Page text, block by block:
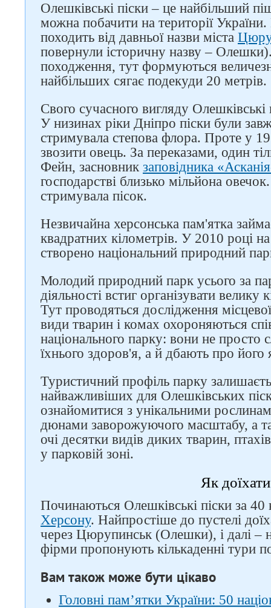
Олешківські піски – це найбільший
можна побачити на території
походить від давньої назви міста
повернули історичну назву –
походження, тут формуються
найбільших сягає подекуди 20 метрів.
Свого сучасного вигляду
У низинах ріки Дніпро піски були
стримувала степова флора. Проте у 19
звозити овець. За переказами, один
Фейн, засновник заповідника
господарстві близько мільйона
стримувала пісок.
Незвичайна херсонська пам'ятка
квадратних кілометрів. У 2010 році на
створено національний природний
Молодий природний парк усього за
діяльності встиг організувати велику
Тут проводяться дослідження
види тварин і комах охороняються
національного парку: вони не просто
їхнього здоров'я, а й дбають про його
Туристичний профіль парку
найважливіших для Олешківських
ознайомитися з унікальними
дюнами заворожуючого масштабу, а
очі десятки видів диких тварин,
у парковій зоні.
Як доїхати
Починаються Олешківські піски за 40
Херсону. Найпростіше до пустелі
через Цюрупинськ (Олешки), і далі –
фірми пропонують кількаденні тури
Вам також може бути цікаво
Головні пам’ятки України: 50
Слідкуйте за нами в
соцмережах